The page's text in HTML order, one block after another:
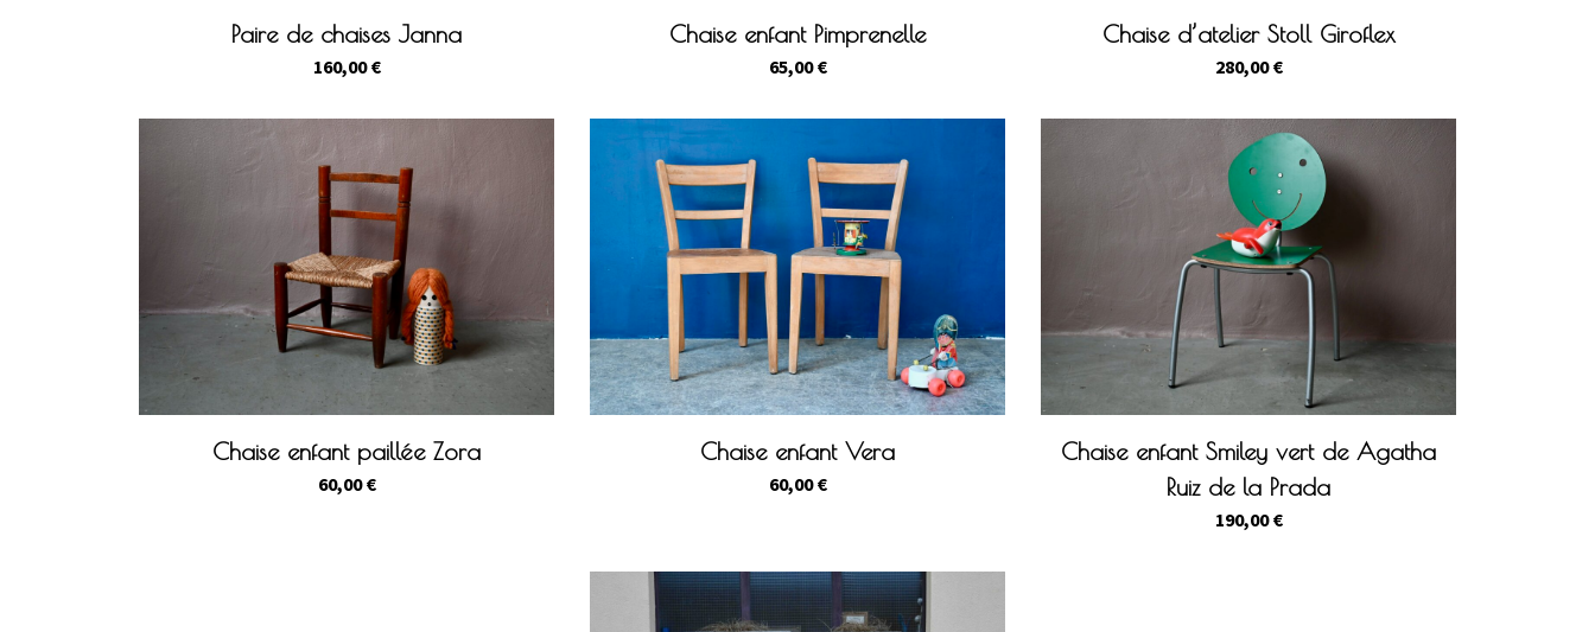
Paire de chaises Janna
160,00€
Chaise enfant Pimprenelle
65,00€
Chaise d’atelier Stoll Giroflex
280,00€
Chaise enfant paillée Zora
60,00€
Chaise enfant Vera
60,00€
Chaise enfant Smiley vert de Agatha
Ruiz de la Prada
190,00€